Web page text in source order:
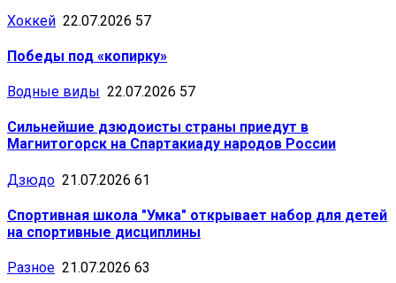
Хоккей 22.07.2026 57
Победы под «копирку»
Водные виды 22.07.2026 57
Сильнейшие дзюдоисты страны приедут в
Магнитогорск на Спартакиаду народов России
Дзюдо 21.07.2026 61
Спортивная школа "Умка" открывает набор для детей
на спортивные дисциплины
Разное 21.07.2026 63